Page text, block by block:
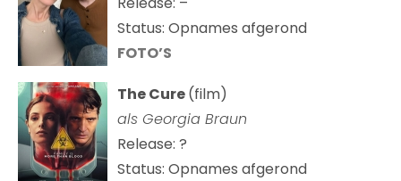
Status: Opnames afgerond
FOTO’S
The Cure(film)
als Georgia Braun
Release: ?
Status: Opnames afgerond